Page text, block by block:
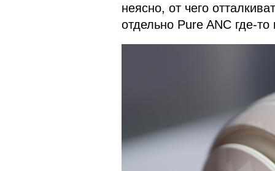
неясно, от чего
отдельно Pure ANC где-то